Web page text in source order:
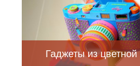
Гаджеты из цветной